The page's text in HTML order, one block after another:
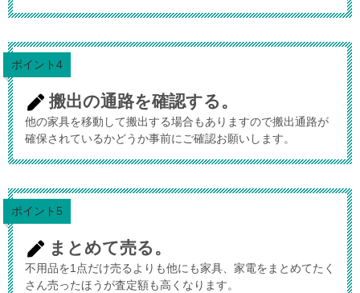
ポイント4
搬出の通路を確認する。
他の家具を移動して搬出する場合もありますので搬出通路が
確保されているかどうか事前にご確認お願いします。
ポイント5
まとめて売る。
不用品を1点だけ売るよりも他にも家具、家電をまとめてたく
さん売ったほうが査定額も高くなります。